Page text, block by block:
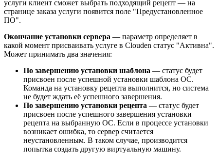
услуги клиент сможет выбрать подходящий рецепт — на
странице заказа услуги появится поле "Предустановленное
ПО".
Окончание установки сервера — параметр определяет в
какой момент присваивать услуге в Clouden статус "Активна".
Может принимать два значения:
По завершению установки шаблона — статус будет
присвоен после успешной установки шаблона ОС.
Команда на установку рецепта выполнится, но система
не будет ждать её успешного завершения.
По завершению установки рецепта — статус будет
присвоен после успешного завершения установки
рецепта на выбранную ОС. Если в процессе установки
возникает ошибка, то сервер считается
неустановленным. В таком случае, производится
попытка создать другую виртуальную машину.